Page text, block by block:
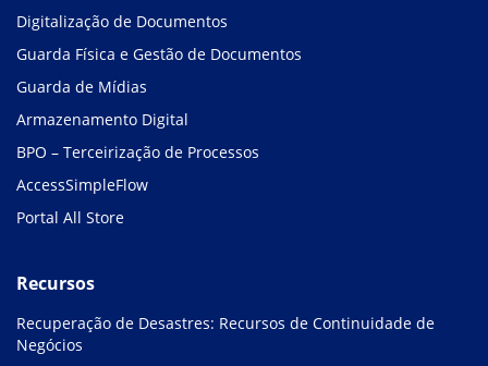
Digitalização de Documentos
Guarda Física e Gestão de Documentos
Guarda de Mídias
Armazenamento Digital
BPO – Terceirização de Processos
AccessSimpleFlow
Portal All Store
Recursos
Recuperação de Desastres: Recursos de Continuidade de
Negócios